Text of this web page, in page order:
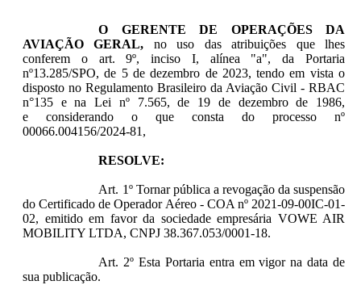
O GERENTE DE OPERAÇÕESDA
AVIAÇÃO GERAL, no uso das atribuições que lhes
conferem o art. 9º, inciso I, alínea "a", da Portaria
nº13.285/SPO, de 5 de dezembro de 2023, tendo em vista o
disposto no Regulamento Brasileiro da Aviação Civil - RBAC
n°135 e na Lei nº 7.565, de 19 de dezembro de 1986,
e considerando o que consta do processo nº
00066.004156/2024-81,
RESOLVE:
Art. 1º Tornar pública a revogação da suspensão
do Certificado de Operador Aéreo - COA nº 2021-09-00IC-01-
02, emitido em favor da sociedade empresária VOWE AIR
MOBILITY LTDA, CNPJ 38.367.053/0001-18.
Art. 2º Esta Portaria entra em vigor na data de
sua publicação.